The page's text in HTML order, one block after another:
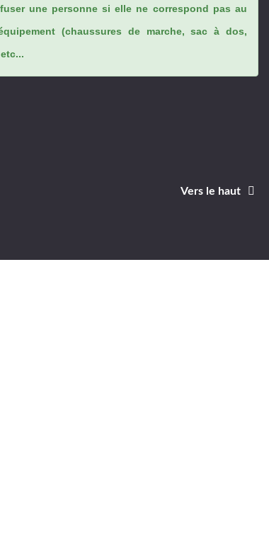
une personne si elle ne correspond pas au
(chaussures de marche, sac à dos,
Vers le haut